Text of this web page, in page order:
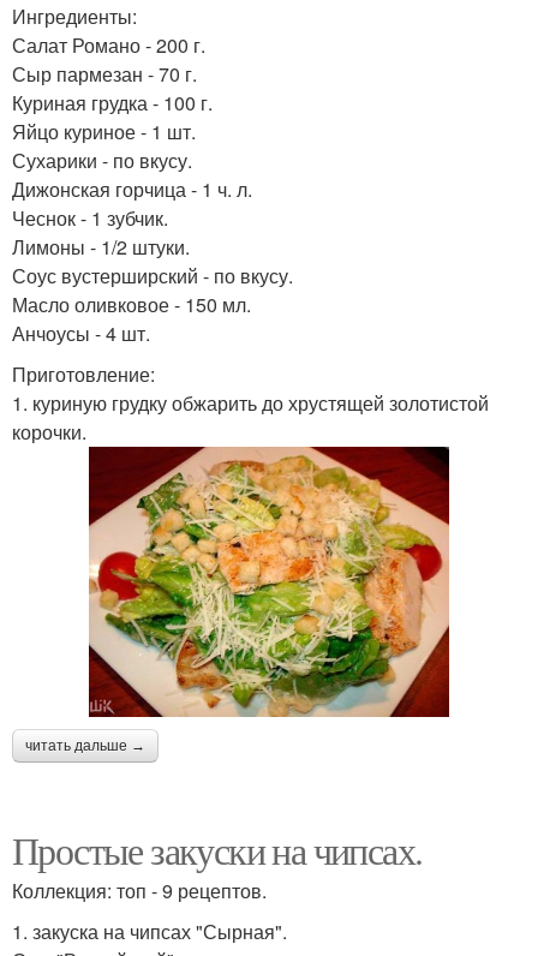
Ингредиенты:
Салат Романо - 200 г.
Сыр пармезан - 70 г.
Куриная грудка - 100 г.
Яйцо куриное - 1 шт.
Сухарики - по вкусу.
Дижонская горчица - 1 ч. л.
Чеснок - 1 зубчик.
Лимоны - 1/2 штуки.
Соус вустерширский - по вкусу.
Масло оливковое - 150 мл.
Анчоусы - 4 шт.
Приготовление:
1. куриную грудку обжарить до хрустящей золотистой
корочки.
читать дальше →
Простые закуски на чипсах.
Коллекция: топ - 9 рецептов.
1. закуска на чипсах "Сырная".